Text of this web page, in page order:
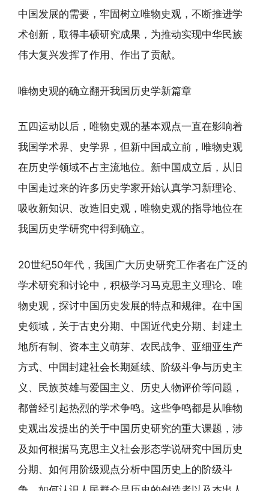
中国发展的需要，牢固树立唯物史观，不断推进学
术创新，取得丰硕研究成果，为推动实现中华民族
伟大复兴发挥了作用、作出了贡献。
唯物史观的确立翻开我国历史学新篇章
五四运动以后，唯物史观的基本观点一直在影响着
我国学术界、史学界，但新中国成立前，唯物史观
在历史学领域不占主流地位。新中国成立后，从旧
中国走过来的许多历史学家开始认真学习新理论、
吸收新知识、改造旧史观，唯物史观的指导地位在
我国历史学研究中得到确立。
20世纪50年代，我国广大历史研究工作者在广泛的
学术研究和讨论中，积极学习马克思主义理论、唯
物史观，探讨中国历史发展的特点和规律。在中国
史领域，关于古史分期、中国近代史分期、封建土
地所有制、资本主义萌芽、农民战争、亚细亚生产
方式、中国封建社会长期延续、阶级斗争与历史主
义、民族英雄与爱国主义、历史人物评价等问题，
都曾经引起热烈的学术争鸣。这些争鸣都是从唯物
史观出发提出的关于中国历史研究的重大课题，涉
及如何根据马克思主义社会形态学说研究中国历史
分期、如何用阶级观点分析中国历史上的阶级斗